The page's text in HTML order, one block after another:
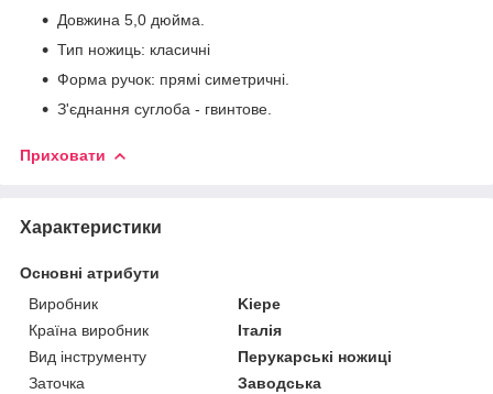
Довжина 5,0 дюйма.
Тип ножиць: класичні
Форма ручок: прямі симетричні.
З'єднання суглоба - гвинтове.
Приховати
Характеристики
Основні атрибути
Виробник
Kiepe
Країна виробник
Італія
Вид інструменту
Перукарські ножиці
Заточка
Заводська